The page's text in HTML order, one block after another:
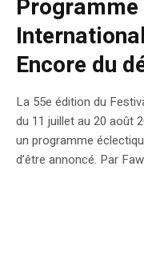
Encore du
La 55e édition du
du 11 juillet au 20 août
un programme
d’être annoncé. Par